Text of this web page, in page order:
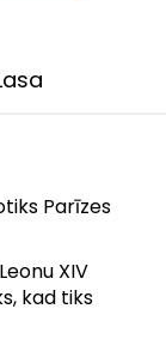
Parīzes
XIV
kad tiks